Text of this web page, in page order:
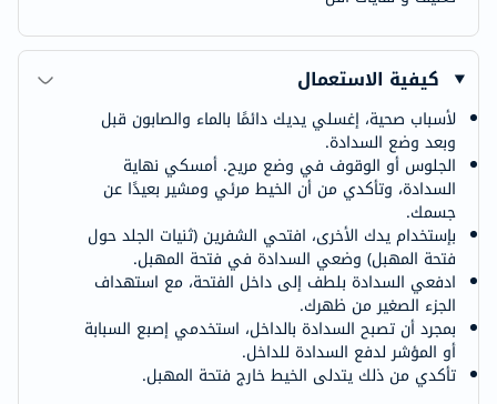
كيفية الاستعمال
لأسباب صحية، إغسلي يديك دائمًا بالماء والصابون قبل
وبعد وضع السدادة.
الجلوس أو الوقوف في وضع مريح. أمسكي نهاية
السدادة، وتأكدي من أن الخيط مرئي ومشير بعيدًا عن
جسمك.
بإستخدام يدك الأخرى، افتحي الشفرين (ثنيات الجلد حول
فتحة المهبل) وضعي السدادة في فتحة المهبل.
ادفعي السدادة بلطف إلى داخل الفتحة، مع استهداف
الجزء الصغير من ظهرك.
بمجرد أن تصبح السدادة بالداخل، استخدمي إصبع السبابة
أو المؤشر لدفع السدادة للداخل.
تأكدي من ذلك يتدلى الخيط خارج فتحة المهبل.